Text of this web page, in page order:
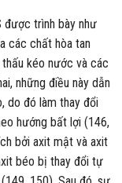
được trình bày như
các chất hòa tan
kéo nước và các
những điều này dẫn
do đó làm thay đổi
hướng bất lợi (146,
bởi axit mật và axit
béo bị thay đổi tự